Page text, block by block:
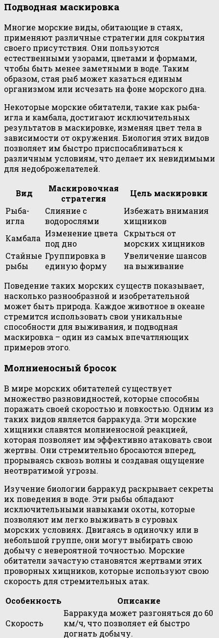
Подводная маскировка
Многие морские виды, обитающие в стаях,
применяют различные стратегии для сокрытия
своего присутствия. Они пользуются
естественными узорами, цветами и формами,
чтобы быть менее заметными в воде. Таким
образом, стая рыб может казаться единым
организмом или исчезать на фоне морского дна.
Некоторые морские обитатели, такие как рыба-
игла и камбала, достигают исключительных
результатов в маскировке, изменяя цвет тела в
зависимости от окружения. Биология этих видов
позволяет им быстро приспосабливаться к
различным условиям, что делает их невидимыми
для недоброжелателей.
Вид
Маскировочная
стратегия
Цель маскировки
Рыба-
игла
Слияние с
водорослями
Избежать внимания
хищников
Камбала Изменение цвета
под дно
Скрыться от
морских хищников
Стайные
рыбы
Группировка в
единую форму
Увеличение шансов
на выживание
Поведение таких морских существ показывает,
насколько разнообразной и изобретательной
может быть природа. Каждое животное в океане
стремится использовать свои уникальные
способности для выживания, и подводная
маскировка – один из самых впечатляющих
примеров этого.
Молниеносный бросок
В мире морских обитателей существует
множество разновидностей, которые способны
поражать своей скоростью и ловкостью. Одним из
таких видов является барракуда. Эти морские
хищники славятся молниеносной реакцией,
которая позволяет им эффективно атаковать свои
жертвы. Они стремительно бросаются вперед,
прорываясь сквозь волны и создавая ощущение
неотвратимой угрозы.
Изучение биологии барракуд раскрывает секреты
их поведения в воде. Эти рыбы обладают
исключительными навыками охоты, которые
позволяют им легко выживать в суровых
морских условиях. Двигаясь в одиночку или в
небольшой группе, они могут выбирать свою
добычу с невероятной точностью. Морские
обитатели зачастую становятся жертвами этих
проворных хищников, которые используют свою
скорость для стремительных атак.
Особенность
Описание
Скорость
Барракуда может разгоняться до 60
км/ч, что позволяет ей быстро
догнать добычу.